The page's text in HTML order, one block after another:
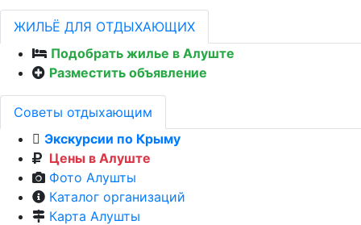
ЖИЛЬЁ ДЛЯ ОТДЫХАЮЩИХ
Подобрать жилье в Алуште
Разместить объявление
Советы отдыхающим
Экскурсии по Крыму
Цены в Алуште
Фото Алушты
Каталог организаций
Карта Алушты